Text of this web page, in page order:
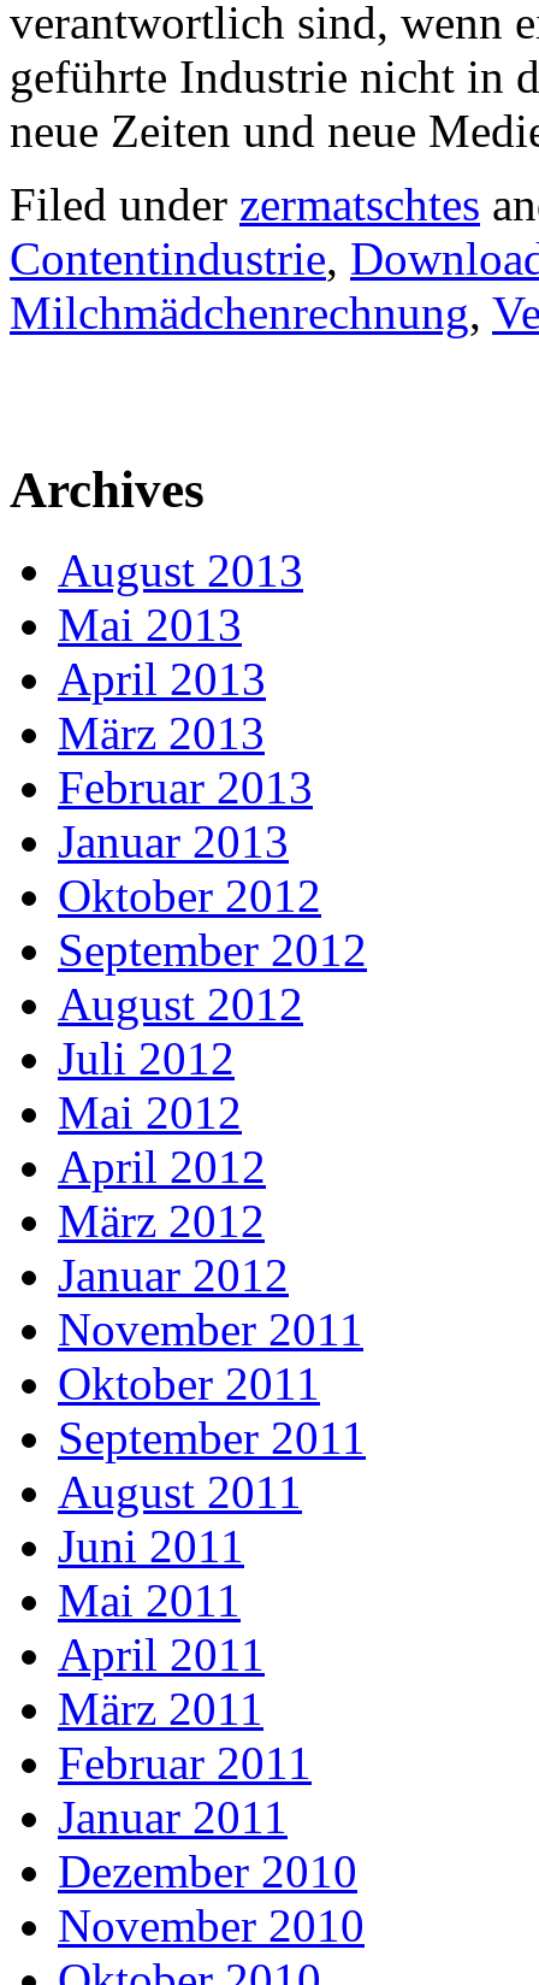
verantwortlich sind, wenn
geführte Industrie nicht in
neue Zeiten und neue
Filed under zermatschtes
Contentindustrie,
Milchmädchenrechnung,
Archives
August 2013
Mai 2013
April 2013
März 2013
Februar 2013
Januar 2013
Oktober 2012
September 2012
August 2012
Juli 2012
Mai 2012
April 2012
März 2012
Januar 2012
November 2011
Oktober 2011
September 2011
August 2011
Juni 2011
Mai 2011
April 2011
März 2011
Februar 2011
Januar 2011
Dezember 2010
November 2010